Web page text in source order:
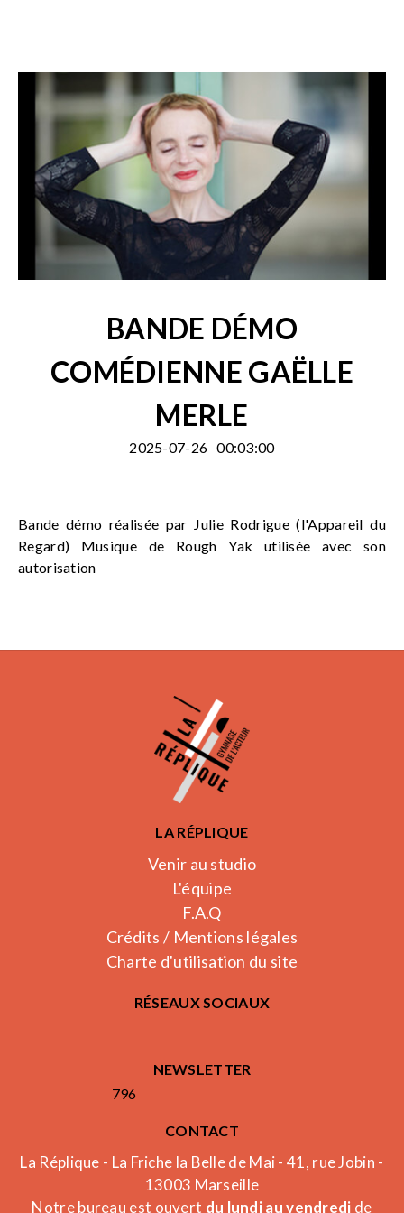
BANDE DÉMO
COMÉDIENNE GAËLLE
MERLE
2025-07-26 00:03:00
Bande démo réalisée par Julie Rodrigue (l'Appareil du
Regard) Musique de Rough Yak utilisée avec son
autorisation
LA RÉPLIQUE
Venir au studio
L'équipe
F.A.Q
Crédits / Mentions légales
Charte d'utilisation du site
RÉSEAUX SOCIAUX
NEWSLETTER
796
CONTACT
La Réplique - La Friche la Belle de Mai - 41, rue Jobin -
13003 Marseille
Notre bureau est ouvert du lundi au vendredi de